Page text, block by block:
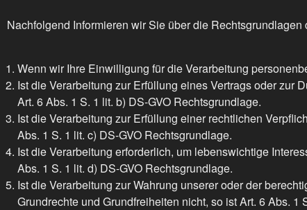
Nachfolgend Informieren wir Sie über die
Wenn wir Ihre Einwilligung für die Verarbeitung
Ist die Verarbeitung zur Erfüllung eines Vertrags oder zur
Art. 6 Abs. 1 S. 1 lit. b) DS-GVO Rechtsgrundlage.
Ist die Verarbeitung zur Erfüllung einer rechtlichen
Abs. 1 S. 1 lit. c) DS-GVO Rechtsgrundlage.
Ist die Verarbeitung erforderlich, um lebenswichtige
Abs. 1 S. 1 lit. d) DS-GVO Rechtsgrundlage.
Ist die Verarbeitung zur Wahrung unserer oder der
Grundrechte und Grundfreiheiten nicht, so ist Art. 6 Abs. 1